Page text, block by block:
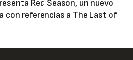
Red Season, un nuevo
con referencias a The Last of